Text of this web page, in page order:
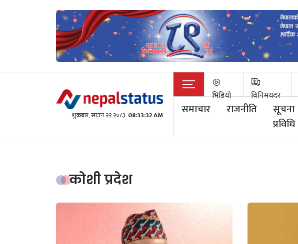
शुक्रबार​, साउन २२ २०८३ 08:33:33 AM
भिडियो विनिमयदर
समाचार राजनीति
सूचना
प्रविधि
कोशी प्रदेश